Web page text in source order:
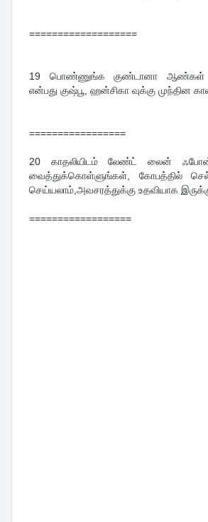
===================
19 பொண்ணுங்க குண்டானா ஆண்கள்
என்பது குஷ்பூ, ஹன்சிகா வுக்கு முந்தின
=================
20 காதலியிடம் லேண்ட் லைன்
வைத்துக்கொள்ளுங்கள், கோபத்தில்
செய்யலாம்,அவசரத்துக்கு உதவியாக
==================